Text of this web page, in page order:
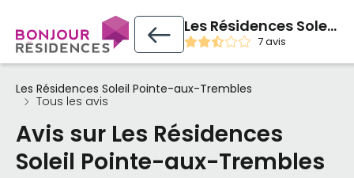
Les Résidences Soleil Pointe-aux-Trembles
7 avis
Les Résidences Soleil Pointe-aux-Trembles
Tous les avis
Avis sur Les Résidences
Soleil Pointe-aux-Trembles